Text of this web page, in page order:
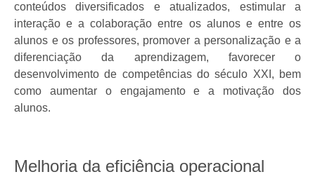
conteúdos diversificados e atualizados, estimular a
interação e a colaboração entre os alunos e entre os
alunos e os professores, promover a personalização e a
diferenciação da aprendizagem, favorecer o
desenvolvimento de competências do século XXI, bem
como aumentar o engajamento e a motivação dos
alunos.
Melhoria da eficiência operacional